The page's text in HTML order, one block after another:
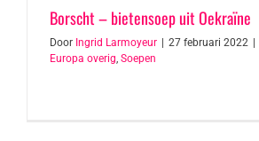
Borscht – bietensoep uit Oekraïne
Door Ingrid Larmoyeur 27 februari 2022
Europa overig, Soepen